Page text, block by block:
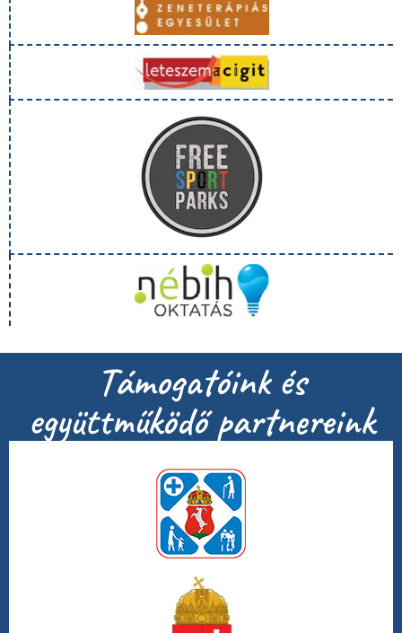
Támogatóink és
együttműködő partnereink